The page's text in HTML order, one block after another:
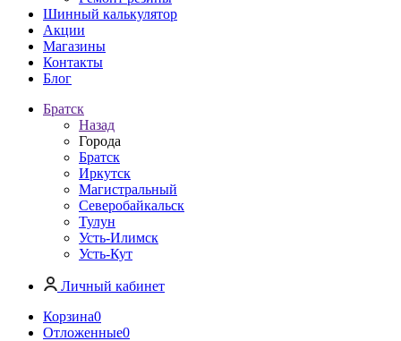
Шинный калькулятор
Акции
Магазины
Контакты
Блог
Братск
Назад
Города
Братск
Иркутск
Магистральный
Северобайкальск
Тулун
Усть-Илимск
Усть-Кут
Личный кабинет
Корзина0
Отложенные0